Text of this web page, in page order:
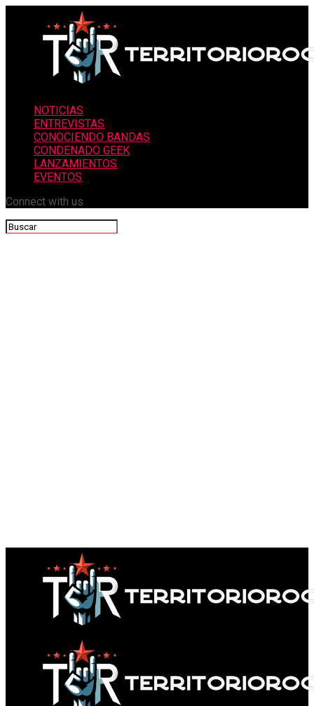
NOTICIAS
ENTREVISTAS
CONOCIENDO BANDAS
CONDENADO GEEK
LANZAMIENTOS
EVENTOS
Connect with us